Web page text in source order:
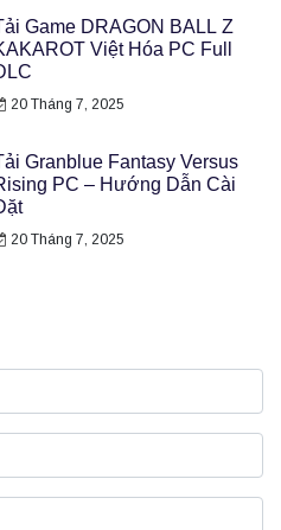
Game DRAGON BALL Z
Việt Hóa PC Full
20 Tháng 7, 2025
Granblue Fantasy Versus
PC – Hướng Dẫn Cài
20 Tháng 7, 2025